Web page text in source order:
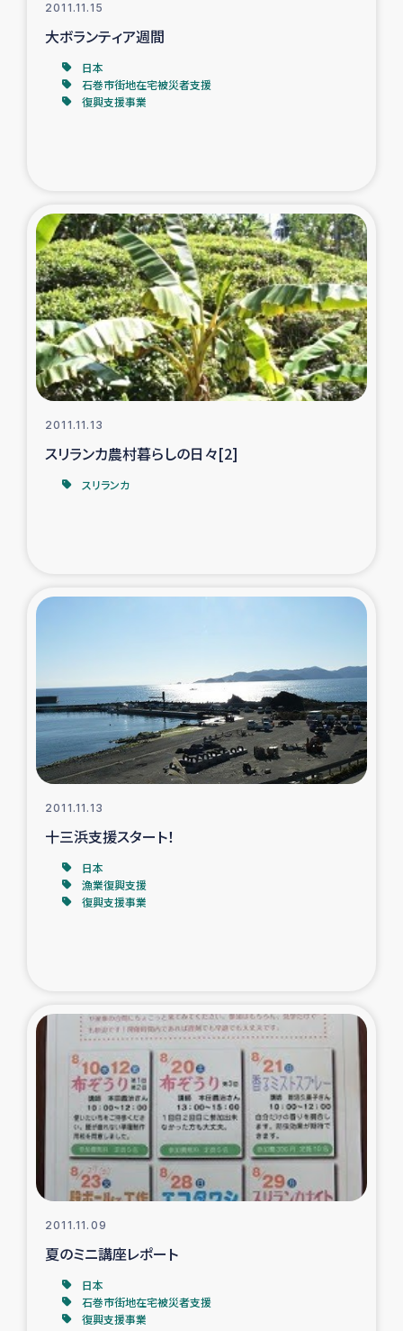
アイナロ県マウベシ郡でのコーヒー畑改善事業
2011.11.15
大ボランティア週間
日本
石巻市街地在宅被災者支援
復興支援事業
2011.11.13
スリランカ農村暮らしの日々[2]
スリランカ
2011.11.13
十三浜支援スタート！
日本
漁業復興支援
復興支援事業
2011.11.09
夏のミニ講座レポート
日本
石巻市街地在宅被災者支援
復興支援事業